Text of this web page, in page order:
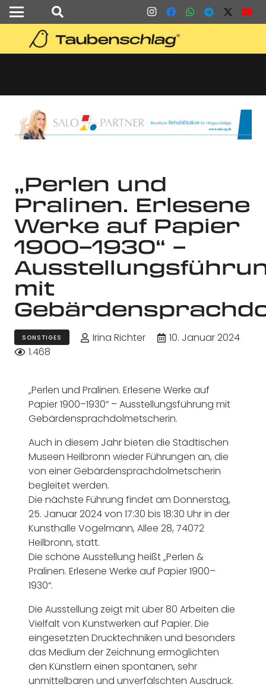
„Perlen und
Pralinen. Erlesene
Werke auf Papier
1900–1930“ –
mit
SONSTIGES Irina Richter
10. Januar 2024
1.468
„Perlen und Pralinen. Erlesene Werke auf
Papier 1900–1930“ – Ausstellungsführung mit
Gebärdensprachdolmetscherin.
Auch in diesem Jahr bieten die Städtischen
Museen Heilbronn wieder Führungen an, die
von einer Gebärdensprachdolmetscherin
begleitet werden.
Die nächste Führung findet am Donnerstag,
25. Januar 2024 von 17:30 bis 18:30 Uhr in der
Kunsthalle Vogelmann, Allee 28, 74072
Heilbronn, statt.
Die schöne Ausstellung heißt „Perlen &
Pralinen. Erlesene Werke auf Papier 1900–
1930“.
Die Ausstellung zeigt mit über 80 Arbeiten die
Vielfalt von Kunstwerken auf Papier. Die
eingesetzten Drucktechniken und besonders
das Medium der Zeichnung ermöglichten
den Künstlern einen spontanen, sehr
unmittelbaren und unverfälschten Ausdruck.